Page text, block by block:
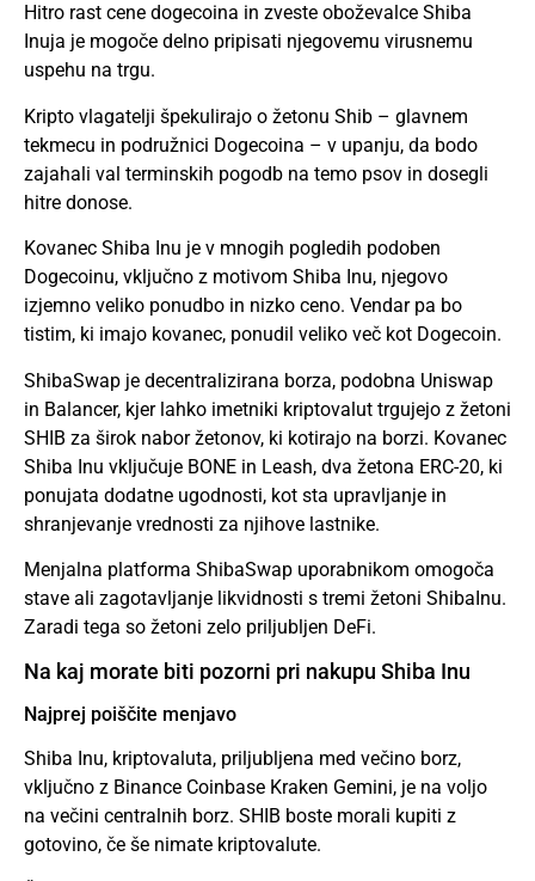
Hitro rast cene dogecoina in zveste oboževalce Shiba
Inuja je mogoče delno pripisati njegovemu virusnemu
uspehu na trgu.
Kripto vlagatelji špekulirajo o žetonu Shib – glavnem
tekmecu in podružnici Dogecoina – v upanju, da bodo
zajahali val terminskih pogodb na temo psov in dosegli
hitre donose.
Kovanec Shiba Inu je v mnogih pogledih podoben
Dogecoinu, vključno z motivom Shiba Inu, njegovo
izjemno veliko ponudbo in nizko ceno. Vendar pa bo
tistim, ki imajo kovanec, ponudil veliko več kot Dogecoin.
ShibaSwap je decentralizirana borza, podobna Uniswap
in Balancer, kjer lahko imetniki kriptovalut trgujejo z žetoni
SHIB za širok nabor žetonov, ki kotirajo na borzi. Kovanec
Shiba Inu vključuje BONE in Leash, dva žetona ERC-20, ki
ponujata dodatne ugodnosti, kot sta upravljanje in
shranjevanje vrednosti za njihove lastnike.
Menjalna platforma ShibaSwap uporabnikom omogoča
stave ali zagotavljanje likvidnosti s tremi žetoni ShibaInu.
Zaradi tega so žetoni zelo priljubljen DeFi.
Na kaj morate biti pozorni pri nakupu Shiba Inu
Najprej poiščite menjavo
Shiba Inu, kriptovaluta, priljubljena med večino borz,
vključno z Binance Coinbase Kraken Gemini, je na voljo
na večini centralnih borz. SHIB boste morali kupiti z
gotovino, če še nimate kriptovalute.